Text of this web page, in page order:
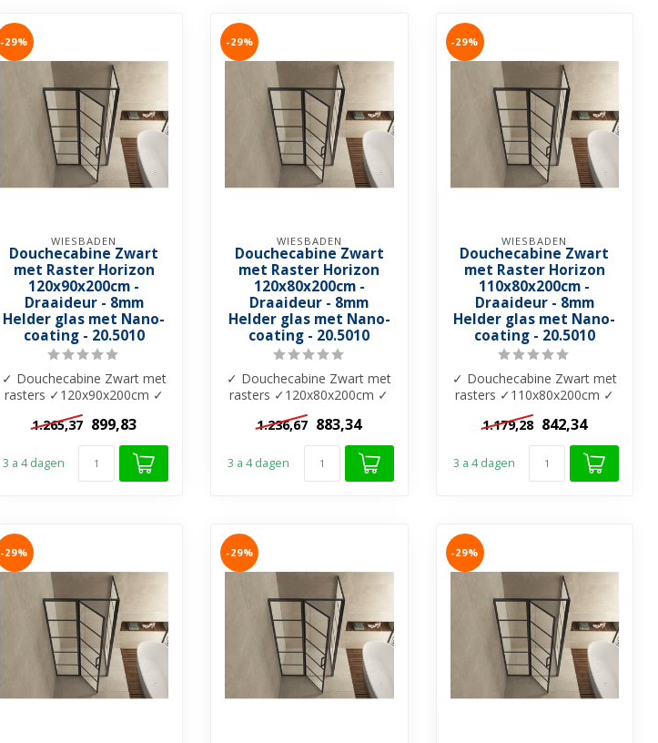
-29%
WIESBADEN
Douchecabine Zwart
met Raster Horizon
120x90x200cm -
Draaideur - 8mm
Helder glas met Nano-
coating - 20.5010
✓ Douchecabine Zwart met
rasters ✓120x90x200cm ✓
8mm helder glas ✓ Nano-
coating ...
1.265,37 899,83
3 a 4 dagen
-29%
WIESBADEN
Douchecabine Zwart
met Raster Horizon
120x80x200cm -
Draaideur - 8mm
Helder glas met Nano-
coating - 20.5010
✓ Douchecabine Zwart met
rasters ✓120x80x200cm ✓
8mm helder glas ✓ Nano-
coating ...
1.236,67 883,34
3 a 4 dagen
-29%
WIESBADEN
Douchecabine Zwart
met Raster Horizon
110x80x200cm -
Draaideur - 8mm
Helder glas met Nano-
coating - 20.5010
✓ Douchecabine Zwart met
rasters ✓110x80x200cm ✓
8mm helder glas ✓ Nano-
coating ...
1.179,28 842,34
3 a 4 dagen
-29% -29% -29%